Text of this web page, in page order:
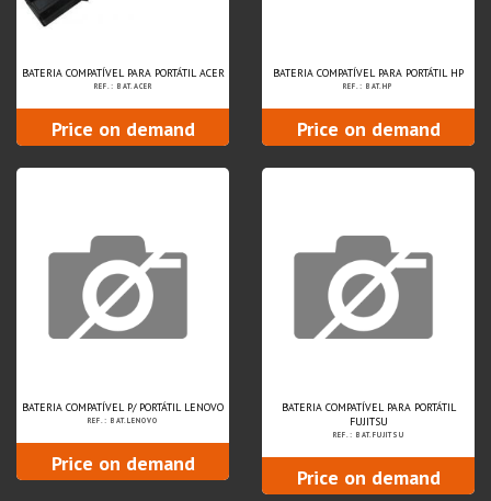
BATERIA COMPATÍVEL PARA PORTÁTIL ACER
REF.: BAT.ACER
Price on demand
BATERIA COMPATÍVEL PARA PORTÁTIL HP
REF.: BAT.HP
Price on demand
BATERIA COMPATÍVEL P/ PORTÁTIL LENOVO
REF.: BAT.LENOVO
Price on demand
BATERIA COMPATÍVEL PARA PORTÁTIL
FUJITSU
REF.: BAT.FUJITSU
Price on demand